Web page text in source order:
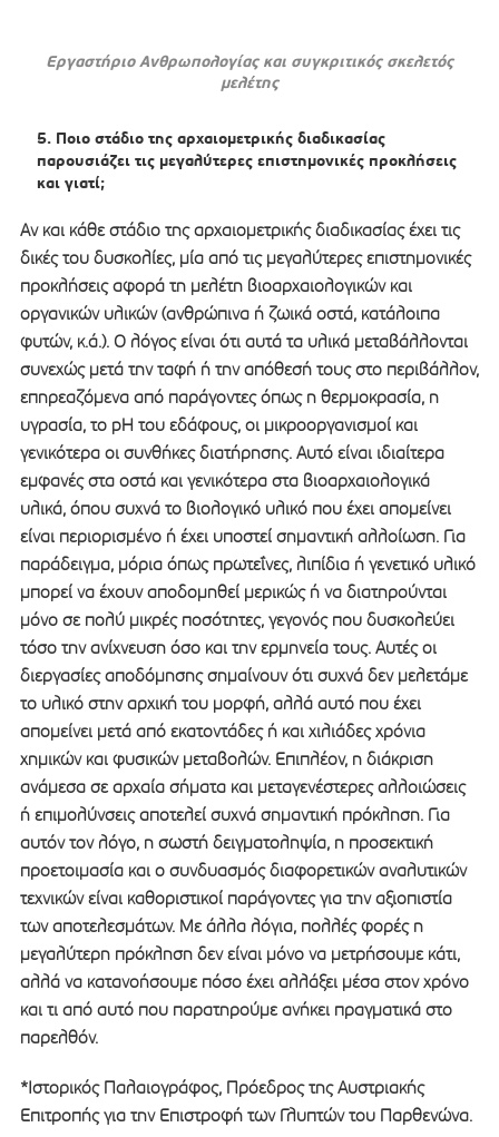
Εργαστήριο Ανθρωπολογίας και συγκριτικός σκελετός
μελέτης
Ποιο στάδιο της αρχαιομετρικής διαδικασίας
παρουσιάζει τις μεγαλύτερες επιστημονικές προκλήσεις
και γιατί;
Αν και κάθε στάδιο της αρχαιομετρικής διαδικασίας έχει τις
δικές του δυσκολίες, μία από τις μεγαλύτερες επιστημονικές
προκλήσεις αφορά τη μελέτη βιοαρχαιολογικών και
οργανικών υλικών (ανθρώπινα ή ζωικά οστά, κατάλοιπα
φυτών, κ.ά.). Ο λόγος είναι ότι αυτά τα υλικά μεταβάλλονται
συνεχώς μετά την ταφή ή την απόθεσή τους στο περιβάλλον,
επηρεαζόμενα από παράγοντες όπως η θερμοκρασία, η
υγρασία, το pH του εδάφους, οι μικροοργανισμοί και
γενικότερα οι συνθήκες διατήρησης. Αυτό είναι ιδιαίτερα
εμφανές στα οστά και γενικότερα στα βιοαρχαιολογικά
υλικά, όπου συχνά το βιολογικό υλικό που έχει απομείνει
είναι περιορισμένο ή έχει υποστεί σημαντική αλλοίωση. Για
παράδειγμα, μόρια όπως πρωτεΐνες, λιπίδια ή γενετικό υλικό
μπορεί να έχουν αποδομηθεί μερικώς ή να διατηρούνται
μόνο σε πολύ μικρές ποσότητες, γεγονός που δυσκολεύει
τόσο την ανίχνευση όσο και την ερμηνεία τους. Αυτές οι
διεργασίες αποδόμησης σημαίνουν ότι συχνά δεν μελετάμε
το υλικό στην αρχική του μορφή, αλλά αυτό που έχει
απομείνει μετά από εκατοντάδες ή και χιλιάδες χρόνια
χημικών και φυσικών μεταβολών. Επιπλέον, η διάκριση
ανάμεσα σε αρχαία σήματα και μεταγενέστερες αλλοιώσεις
ή επιμολύνσεις αποτελεί συχνά σημαντική πρόκληση. Για
αυτόν τον λόγο, η σωστή δειγματοληψία, η προσεκτική
προετοιμασία και ο συνδυασμός διαφορετικών αναλυτικών
τεχνικών είναι καθοριστικοί παράγοντες για την αξιοπιστία
των αποτελεσμάτων. Με άλλα λόγια, πολλές φορές η
μεγαλύτερη πρόκληση δεν είναι μόνο να μετρήσουμε κάτι,
αλλά να κατανοήσουμε πόσο έχει αλλάξει μέσα στον χρόνο
και τι από αυτό που παρατηρούμε ανήκει πραγματικά στο
παρελθόν.
*Ιστορικός Παλαιογράφος, Πρόεδρος της Αυστριακής
Επιτροπής για την Επιστροφή των Γλυπτών του Παρθενώνα.